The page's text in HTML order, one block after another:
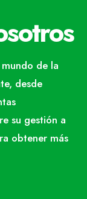
de la
desde
su gestión a
obtener más